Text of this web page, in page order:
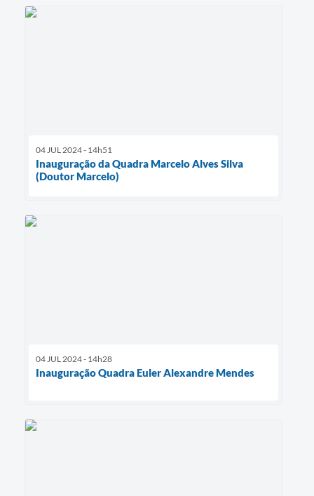
04 JUL 2024 - 14h51
Inauguração da Quadra Marcelo Alves Silva
(Doutor Marcelo)
04 JUL 2024 - 14h28
Inauguração Quadra Euler Alexandre Mendes